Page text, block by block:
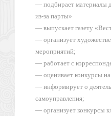
— подбирает материалы
из-за парты»
— выпускает газету
— организует
мероприятий;
— работает с
— оценивает конкурсы
— информирует о
самоуправления;
— организует конкурсы